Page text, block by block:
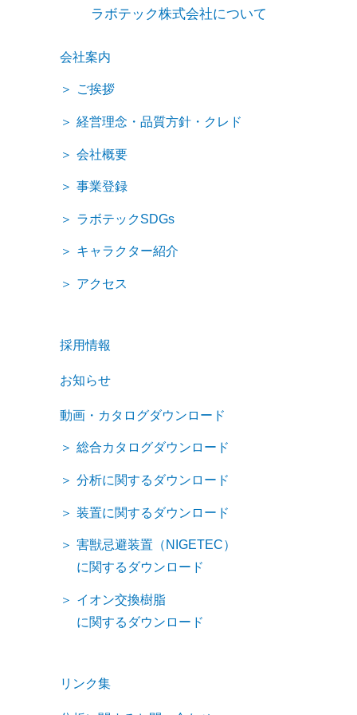
ラボテック株式会社について
会社案内
ご挨拶
経営理念・品質方針・クレド
会社概要
事業登録
ラボテックSDGs
キャラクター紹介
アクセス
採用情報
お知らせ
動画・カタログダウンロード
総合カタログダウンロード
分析に関するダウンロード
装置に関するダウンロード
害獣忌避装置（NIGETEC）
に関するダウンロード
イオン交換樹脂
に関するダウンロード
リンク集